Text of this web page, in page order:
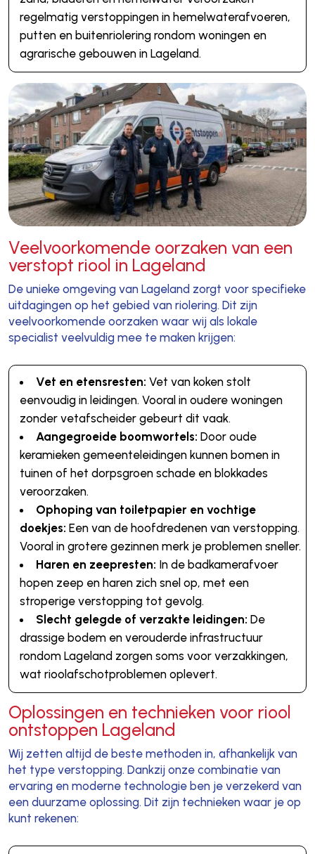
regelmatig verstoppingen in hemelwaterafvoeren,
putten en buitenriolering rondom woningen en
agrarische gebouwen in Lageland.
Veelvoorkomende oorzaken van een
verstopt riool in Lageland
De unieke omgeving van Lageland zorgt voor specifieke
uitdagingen op het gebied van riolering. Dit zijn
veelvoorkomende oorzaken waar wij als lokale
specialist veelvuldig mee te maken krijgen:
Vet en etensresten: Vet van koken stolt
eenvoudig in leidingen. Vooral in oudere woningen
zonder vetafscheider gebeurt dit vaak.
Aangegroeide boomwortels: Door oude
keramieken gemeenteleidingen kunnen bomen in
tuinen of het dorpsgroen schade en blokkades
veroorzaken.
Ophoping van toiletpapier en vochtige
doekjes: Een van de hoofdredenen van verstopping.
Vooral in grotere gezinnen merk je problemen sneller.
Haren en zeepresten: In de badkamerafvoer
hopen zeep en haren zich snel op, met een
stroperige verstopping tot gevolg.
Slecht gelegde of verzakte leidingen: De
drassige bodem en verouderde infrastructuur
rondom Lageland zorgen soms voor verzakkingen,
wat rioolafschotproblemen oplevert.
Oplossingen en technieken voor riool
ontstoppen Lageland
Wij zetten altijd de beste methoden in, afhankelijk van
het type verstopping. Dankzij onze combinatie van
ervaring en moderne technologie ben je verzekerd van
een duurzame oplossing. Dit zijn technieken waar je op
kunt rekenen: